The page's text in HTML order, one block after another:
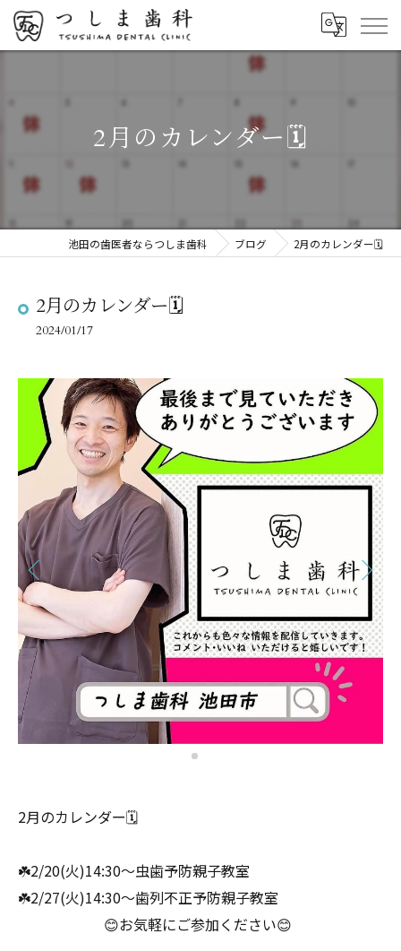
2月のカレンダー🗓️
池田の歯医者ならつしま歯科 ブログ 2月のカレンダー🗓️
2月のカレンダー🗓️
2024/01/17
2月のカレンダー🗓️
☘️2/20(火)14:30〜虫歯予防親子教室
☘️2/27(火)14:30〜歯列不正予防親子教室
😊お気軽にご参加ください😊